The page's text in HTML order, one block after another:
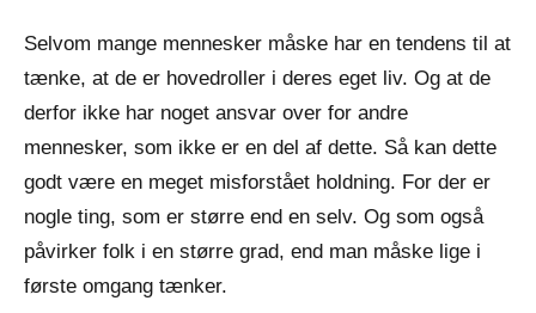
Selvom mange mennesker måske har en tendens til at
tænke, at de er hovedroller i deres eget liv. Og at de
derfor ikke har noget ansvar over for andre
mennesker, som ikke er en del af dette. Så kan dette
godt være en meget misforstået holdning. For der er
nogle ting, som er større end en selv. Og som også
påvirker folk i en større grad, end man måske lige i
første omgang tænker.